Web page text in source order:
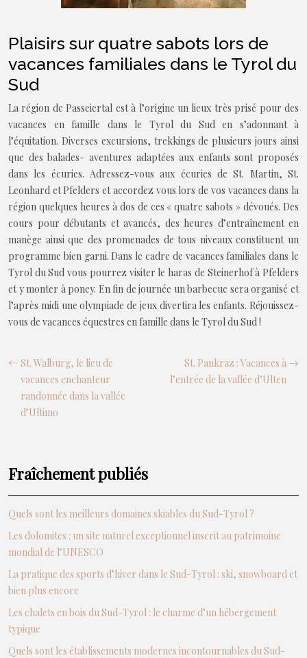
Plaisirs sur quatre sabots lors de
vacances familiales dans le Tyrol du
Sud
La région de Passeiertal est à l’origine un lieux très prisé pour des
vacances en famille dans le Tyrol du Sud en s’adonnant à
l’équitation. Diverses excursions, trekkings de plusieurs jours ainsi
que des balades- aventures adaptées aux enfants sont proposés
dans les écuries. Adressez-vous aux écuries de St. Martin, St.
Leonhard et Pfelders et accordez vous lors de vos vacances dans la
région quelques heures à dos de ces « quatre sabots » dévoués. Des
cours pour débutants et avancés, des heures d’entraînement en
manège ainsi que des promenades de tous niveaux constituent un
programme bien garni. Dans le cadre de vacances familiales dans le
Tyrol du Sud vous pourrez visiter le haras de Steinerhof à Pfelders
et y monter à poney. En fin de journée un barbecue sera organisé et
l’après midi une olympiade de jeux divertira les enfants. Réjouissez-
vous de vacances équestres en famille dans le Tyrol du Sud !
St. Walburg, le lieu de
vacances enchanteur
randonnée dans la vallée
d’Ultimo
St. Pankraz : Vacances à
l’entrée de la vallée d’Ulten
Fraîchement publiés
Quels sont les meilleurs domaines skiables du Sud-Tyrol ?
Les dolomites : un site naturel exceptionnel inscrit au patrimoine
mondial de l’UNESCO
La pratique des sports d’hiver dans le Sud-Tyrol : ski, snowboard et
bien plus encore
Les chalets en bois du Sud-Tyrol : le charme d’un hébergement
typique
Quels sont les établissements modernes incontournables du Sud-